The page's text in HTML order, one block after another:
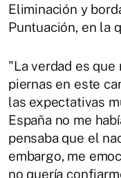
Eliminación y
Puntuación, en la
"La verdad es
piernas en este
las expectativas
España no me
pensaba que el
embargo, me
no quería